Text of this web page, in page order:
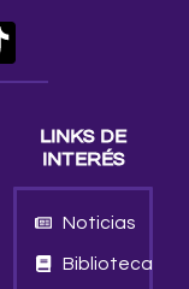
LINKS DE
INTERÉS
Noticias
Biblioteca